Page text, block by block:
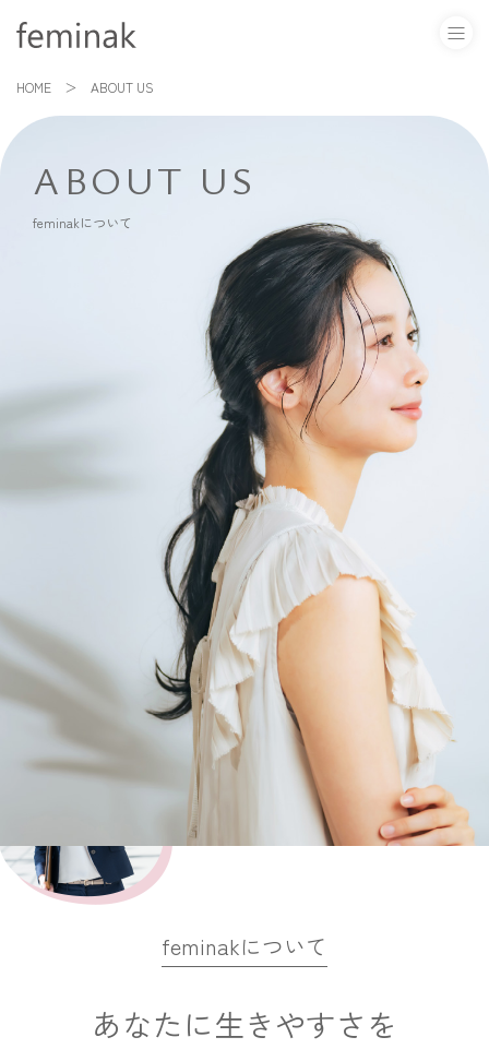
HOME ABOUT US
ABOUT US
feminakについて
feminakについて
あなたに生きやすさを